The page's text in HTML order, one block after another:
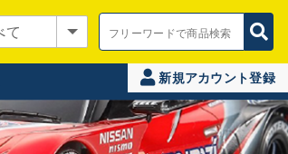
新規アカウント登録